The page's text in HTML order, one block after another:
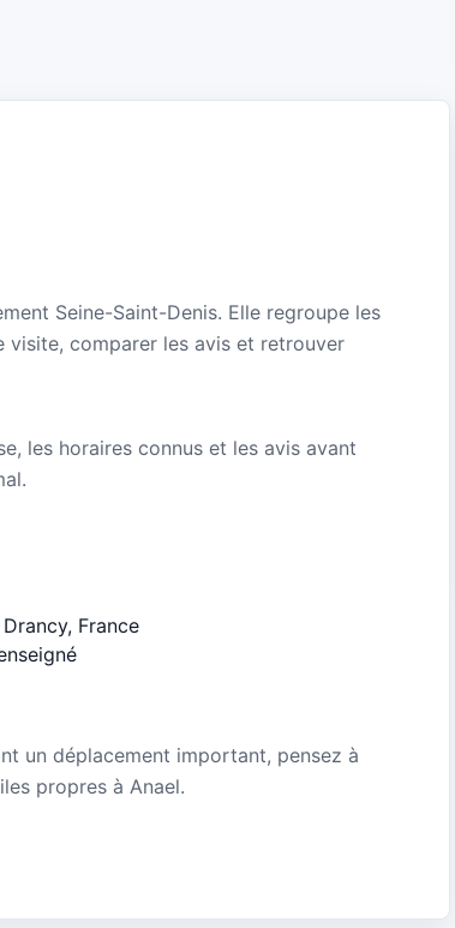
Seine-Saint-Denis. Elle regroupe les
comparer les avis et retrouver
les horaires connus et les avis avant
France
un déplacement important, pensez à
propres à Anael.